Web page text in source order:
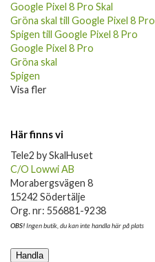
Google Pixel 8 Pro Skal
Gröna skal till Google Pixel 8 Pro
Spigen till Google Pixel 8 Pro
Google Pixel 8 Pro
Gröna skal
Spigen
Visa fler
Här finns vi
Tele2 by SkalHuset
C/O Lowwi AB
Morabergsvägen 8
15242 Södertälje
Org. nr: 556881-9238
OBS!Ingen butik, du kan inte handla här på plats
Handla